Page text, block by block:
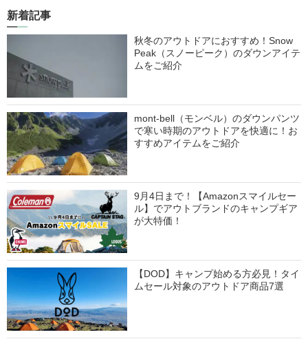
新着記事
秋冬のアウトドアにおすすめ！Snow
Peak（スノーピーク）のダウンアイテ
ムをご紹介
mont-bell（モンベル）のダウンパンツ
で寒い時期のアウトドアを快適に！お
すすめアイテムをご紹介
9月4日まで！【Amazonスマイルセー
ル】でアウトブランドのキャンプギア
が大特価！
【DOD】キャンプ始める方必見！タイ
ムセール対象のアウトドア商品7選